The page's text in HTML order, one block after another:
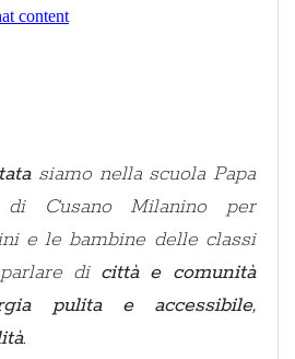
siamo nella scuola Papa
di Cusano Milanino per
e le bambine delle classi
di città e comunità
pulita e accessibile,
.